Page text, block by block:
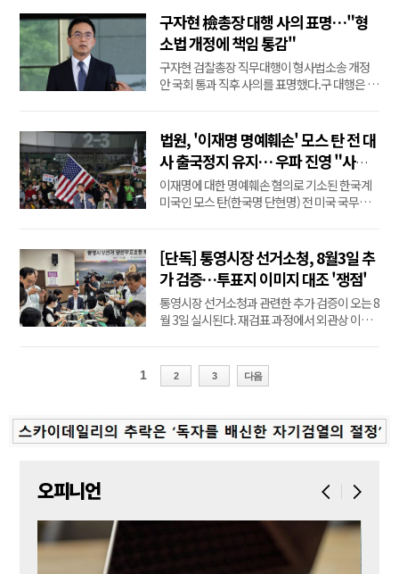
괄하며 조직의 안정을 꾀해온 구 대행이 물러나
면서 후속 준비 작업이 난항을 겪을 수 있다는 우
려가 나온다.개정 형사소송법이 검찰의 보완수
사권...
구자현 檢총장 대행 사의 표명…"형
소법 개정에 책임 통감"
구자현 검찰총장 직무대행이 형사법소송 개정
안 국회 통과 직후 사의를 표명했다.구 대행은 31
다"고 밝혔다.지난해 11월 15일 취임 후 258일
만이다.구 대행은 "검찰이 국민의 신뢰를 얻지
못한 부분에 대해서는 검찰 구성원 모두의 성찰
이 필요하다"...
법원, '이재명 명예훼손' 모스 탄 전 대
사 출국정지 유지… 우파 진영 "사법
권 남용 및 기본권 침해" 반발
이재명에 대한 명예훼손 혐의로 기소된 한국계
미국인 모스 탄(한국명 단현명) 전 미국 국무부
손을 들어줬다. 우파 진영과 변호인단은 미 동맹
국 인사에 대한 표적 수사이자 과도한 방어권 침
해라며 강하게 반발하고 나섰다. 서울행정법원
행...
[단독] 통영시장 선거소청, 8월3일 추
가 검증…투표지 이미지 대조 '쟁점'
통영시장 선거소청과 관련한 추가 검증이 오는 8
월 3일 실시된다. 재검표 과정에서 외관상 이상
지가 최대 쟁점으로 떠올랐다. 추가 검증 일정은
정해졌지만 소청인 측이 요구한 이미지·실물 대
정...
1 2 3 다음
오피니언